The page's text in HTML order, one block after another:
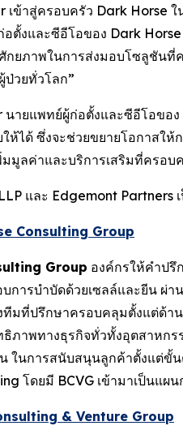
เข้าสู่ครอบครัว Dark Horse
อตั้งและซีอีโอของ Dark
ศักยภาพในการส่งมอบโซลูชัน
ป่วยทั่วโลก”
นายแพทย์ผู้ก่อตั้งและซีอีโอขอ
ให้ได้ ซึ่งจะช่วยขยายโอกาส
มมูลค่าและบริการเสริมที่ครอ
และ Edgemont Partners
Consulting Group
Group องค์กรให้คำปรึ
การบำบัดด้วยเซลล์และยีน ผ่
ทีมที่ปรึกษาครอบคลุมตั้งแต่ด้า
ธิภาพทางธุรกิจทั่วทั้งอุตสาหก
ในการสนับสนุนลูกค้าตั้งแต่ขั้
โดยมี BCVG เข้ามาเป็นแ
& Venture Group